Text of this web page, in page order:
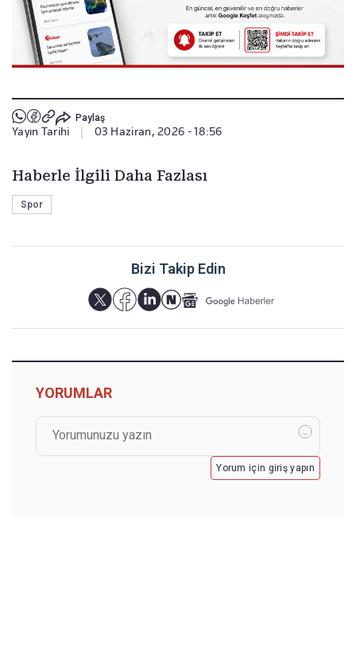
Paylaş
Yayın Tarihi 03 Haziran, 2026 - 18:56
Haberle İlgili Daha Fazlası
Spor
Bizi Takip Edin
YORUMLAR
Yorum için giriş yapın